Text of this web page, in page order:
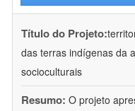
Título do Projeto:
das terras indígenas da
socioculturais
Resumo: O projeto